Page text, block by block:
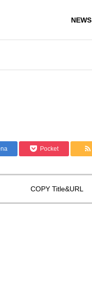
NEWS
Pocket
COPY Title&URL